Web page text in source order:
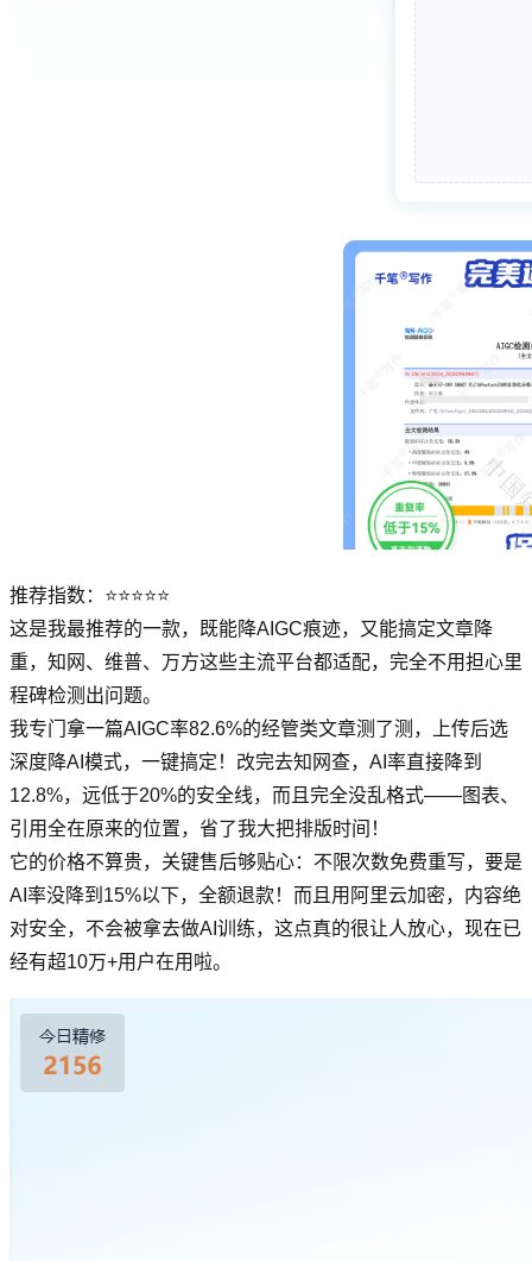
推荐指数：⭐⭐⭐⭐⭐
这是我最推荐的一款，既能降AIGC痕迹，又能搞定文章降
重，知网、维普、万方这些主流平台都适配，完全不用担心里
程碑检测出问题。
我专门拿一篇AIGC率82.6%的经管类文章测了测，上传后选
深度降AI模式，一键搞定！改完去知网查，AI率直接降到
12.8%，远低于20%的安全线，而且完全没乱格式——图表、
引用全在原来的位置，省了我大把排版时间！
它的价格不算贵，关键售后够贴心：不限次数免费重写，要是
AI率没降到15%以下，全额退款！而且用阿里云加密，内容绝
对安全，不会被拿去做AI训练，这点真的很让人放心，现在已
经有超10万+用户在用啦。